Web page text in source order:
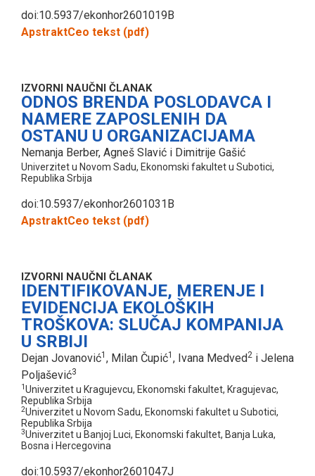
doi:10.5937/ekonhor2601019B
ApstraktCeo tekst (pdf)
IZVORNI NAUČNI ČLANAK
ODNOS BRENDA POSLODAVCA I
NAMERE ZAPOSLENIH DA
OSTANU U ORGANIZACIJAMA
Nemanja Berber, Agneš Slavić i Dimitrije Gašić
Univerzitet u Novom Sadu, Ekonomski fakultet u Subotici,
Republika Srbija
doi:10.5937/ekonhor2601031B
ApstraktCeo tekst (pdf)
IZVORNI NAUČNI ČLANAK
IDENTIFIKOVANJE, MERENJE I
EVIDENCIJA EKOLOŠKIH
TROŠKOVA: SLUČAJ KOMPANIJA
U SRBIJI
Dejan Jovanović1 , Milan Čupić1 , Ivana Medved2 i Jelena
Poljašević3
1Univerzitet u Kragujevcu, Ekonomski fakultet, Kragujevac,
Republika Srbija
2Univerzitet u Novom Sadu, Ekonomski fakultet u Subotici,
Republika Srbija
3Univerzitet u Banjoj Luci, Ekonomski fakultet, Banja Luka,
Bosna i Hercegovina
doi:10.5937/ekonhor2601047J